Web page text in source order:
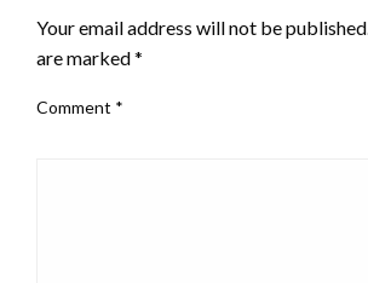
Your email address will not be published.
are marked*
Comment *